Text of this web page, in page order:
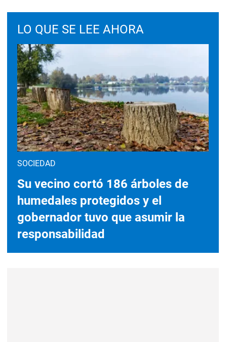
LO QUE SE LEE AHORA
SOCIEDAD
Su vecino cortó 186 árboles de
humedales protegidos y el
gobernador tuvo que asumir la
responsabilidad